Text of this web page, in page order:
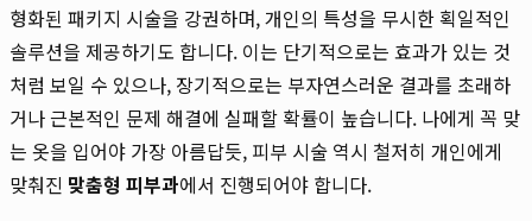
형화된 패키지 시술을 강권하며, 개인의 특성을 무시한 획일적인
솔루션을 제공하기도 합니다. 이는 단기적으로는 효과가 있는 것
처럼 보일 수 있으나, 장기적으로는 부자연스러운 결과를 초래하
거나 근본적인 문제 해결에 실패할 확률이 높습니다. 나에게 꼭 맞
는 옷을 입어야 가장 아름답듯, 피부 시술 역시 철저히 개인에게
맞춰진 맞춤형 피부과에서 진행되어야 합니다.